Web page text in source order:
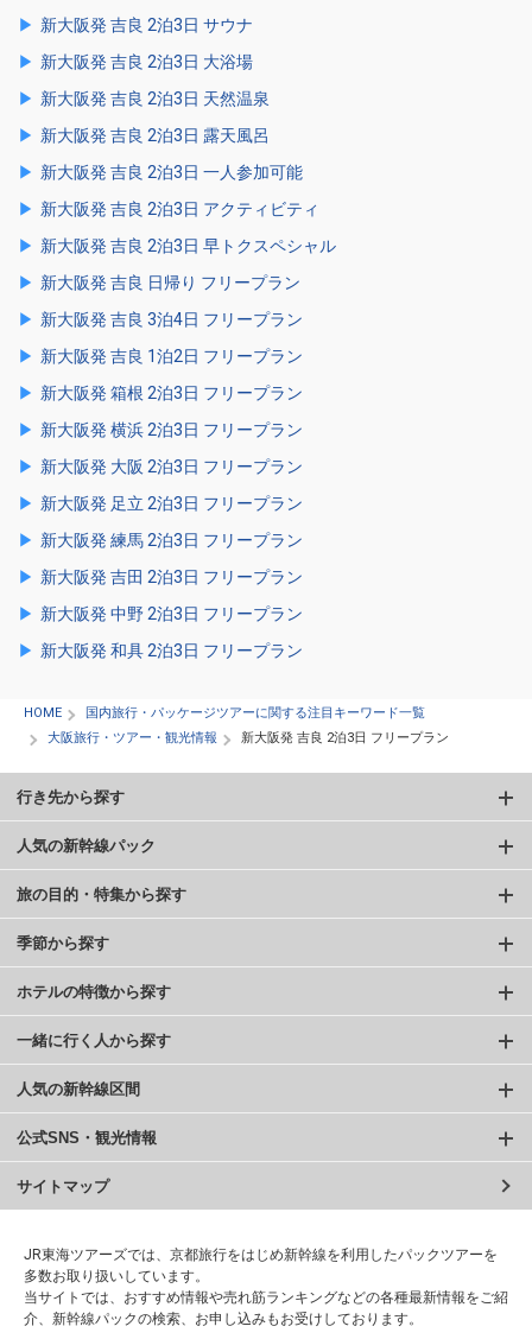
新大阪発 吉良 2泊3日 サウナ
新大阪発 吉良 2泊3日 大浴場
新大阪発 吉良 2泊3日 天然温泉
新大阪発 吉良 2泊3日 露天風呂
新大阪発 吉良 2泊3日 一人参加可能
新大阪発 吉良 2泊3日 アクティビティ
新大阪発 吉良 2泊3日 早トクスペシャル
新大阪発 吉良 日帰り フリープラン
新大阪発 吉良 3泊4日 フリープラン
新大阪発 吉良 1泊2日 フリープラン
新大阪発 箱根 2泊3日 フリープラン
新大阪発 横浜 2泊3日 フリープラン
新大阪発 大阪 2泊3日 フリープラン
新大阪発 足立 2泊3日 フリープラン
新大阪発 練馬 2泊3日 フリープラン
新大阪発 吉田 2泊3日 フリープラン
新大阪発 中野 2泊3日 フリープラン
新大阪発 和具 2泊3日 フリープラン
HOME
国内旅行・パッケージツアーに関する注目キーワード一覧
大阪旅行・ツアー・観光情報
新大阪発 吉良 2泊3日 フリープラン
行き先から探す
人気の新幹線パック
旅の目的・特集から探す
季節から探す
ホテルの特徴から探す
一緒に行く人から探す
人気の新幹線区間
公式SNS・観光情報
サイトマップ
JR東海ツアーズでは、京都旅行をはじめ新幹線を利用したパックツアーを
多数お取り扱いしています。
当サイトでは、おすすめ情報や売れ筋ランキングなどの各種最新情報をご紹
介、新幹線パックの検索、お申し込みもお受けしております。